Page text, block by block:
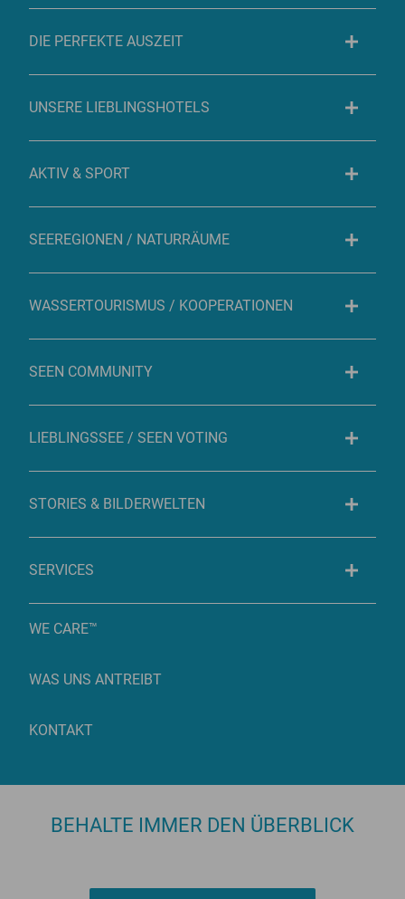
DIE PERFEKTE AUSZEIT
UNSERE LIEBLINGSHOTELS
AKTIV & SPORT
SEEREGIONEN / NATURRÄUME
WASSERTOURISMUS / KOOPERATIONEN
SEEN COMMUNITY
LIEBLINGSSEE / SEEN VOTING
STORIES & BILDERWELTEN
SERVICES
WE CARE™
WAS UNS ANTREIBT
KONTAKT
BEHALTE IMMER DEN ÜBERBLICK